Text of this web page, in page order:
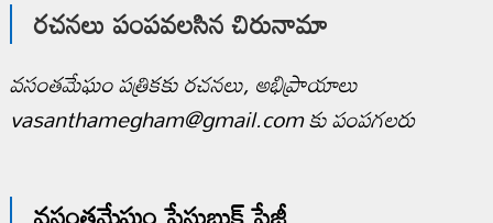
రచనలు పంపవలసిన చిరునామా
వసంతమేఘం పత్రికకు రచనలు, అభిప్రాయాలు
vasanthamegham@gmail.com కు పంపగలరు